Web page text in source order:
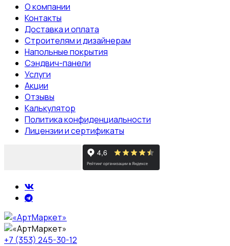
О компании
Контакты
Доставка и оплата
Строителям и дизайнерам
Напольные покрытия
Сэндвич-панели
Услуги
Акции
Отзывы
Калькулятор
Политика конфиденциальности
Лицензии и сертификаты
+7 (353) 245-30-12